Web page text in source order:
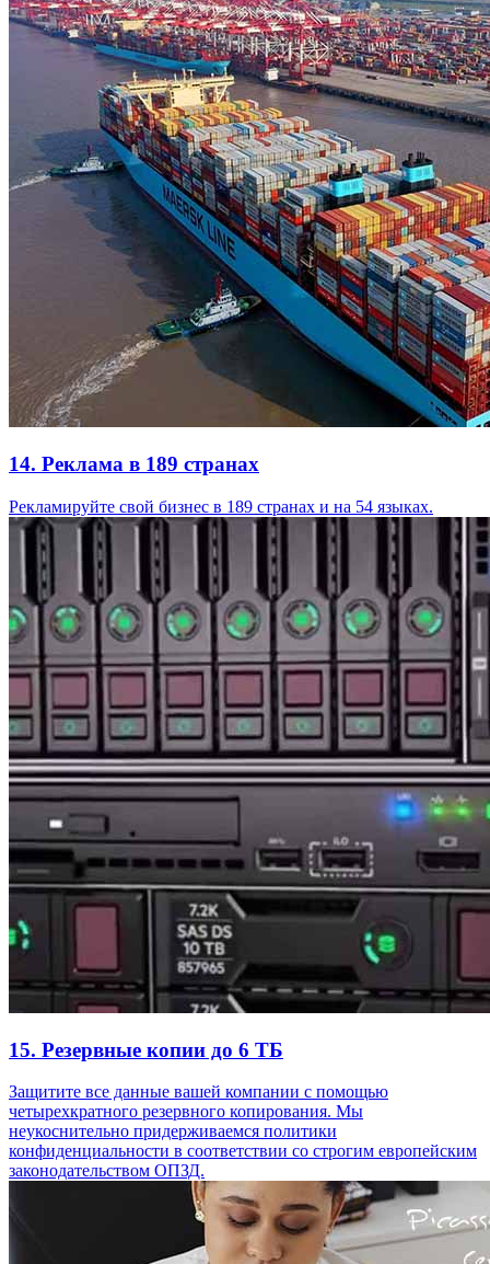
14. Реклама в 189 странах
Рекламируйте свой бизнес в 189 странах и на 54 языках.
15. Резервные копии до 6 ТБ
Защитите все данные вашей компании с помощью
четырехкратного резервного копирования. Мы
неукоснительно придерживаемся политики
конфиденциальности в соответствии со строгим европейским
законодательством ОПЗД.